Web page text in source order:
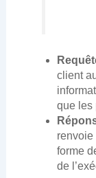
client
que les
renvoie
forme
de